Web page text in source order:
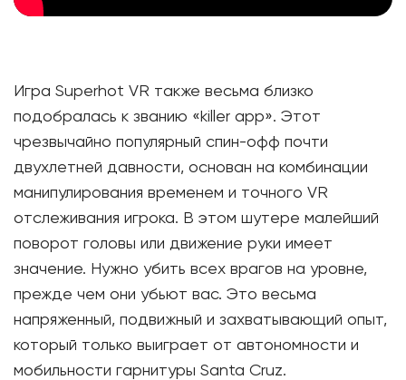
Игра Superhot VR также весьма близко
подобралась к званию «killer app». Этот
чрезвычайно популярный спин-офф почти
двухлетней давности, основан на комбинации
манипулирования временем и точного VR
отслеживания игрока. В этом шутере малейший
поворот головы или движение руки имеет
значение. Нужно убить всех врагов на уровне,
прежде чем они убьют вас. Это весьма
напряженный, подвижный и захватывающий опыт,
который только выиграет от автономности и
мобильности гарнитуры Santa Cruz.